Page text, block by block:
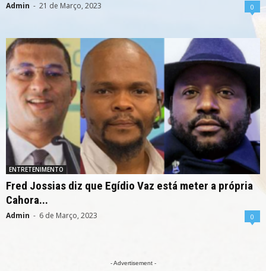
Admin - 21 de Março, 2023 0
ENTRETENIMENTO
Fred Jossias diz que Egídio Vaz está meter a própria
Cahora...
Admin - 6 de Março, 2023 0
- Advertisement -